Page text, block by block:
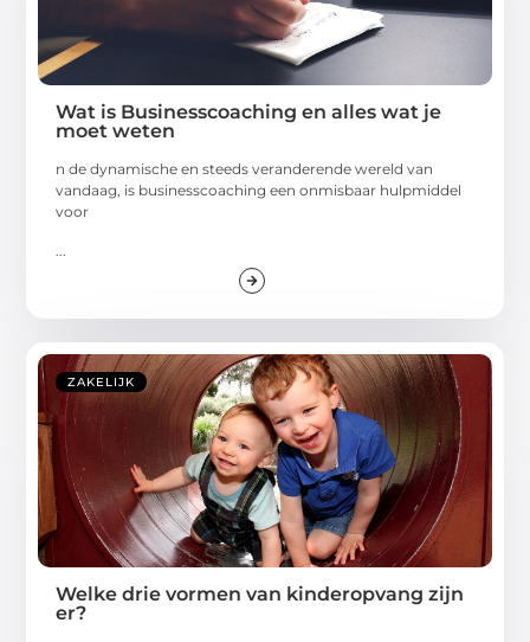
Wat is Businesscoaching en alles wat je
moet weten
n de dynamische en steeds veranderende wereld van
vandaag, is businesscoaching een onmisbaar hulpmiddel
voor
ZAKELIJK
Welke drie vormen van kinderopvang zijn
er?